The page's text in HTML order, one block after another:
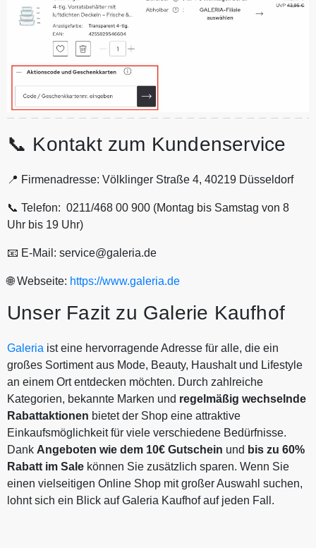
📞 Kontakt zum Kundenservice
📍 Firmenadresse: Völklinger Straße 4, 40219 Düsseldorf
📞 Telefon: 0211/468 00 900 (Montag bis Samstag von 8
Uhr bis 19 Uhr)
📧 E-Mail: service@galeria.de
🌐 Webseite: https://www.galeria.de
Unser Fazit zu Galerie Kaufhof
Galeria ist eine hervorragende Adresse für alle, die ein
großes Sortiment aus Mode, Beauty, Haushalt und Lifestyle
an einem Ort entdecken möchten. Durch zahlreiche
Kategorien, bekannte Marken und regelmäßig wechselnde
Rabattaktionen bietet der Shop eine attraktive
Einkaufsmöglichkeit für viele verschiedene Bedürfnisse.
Dank Angeboten wie dem 10€ Gutschein und bis zu 60%
Rabatt im Sale können Sie zusätzlich sparen. Wenn Sie
einen vielseitigen Online Shop mit großer Auswahl suchen,
lohnt sich ein Blick auf Galeria Kaufhof auf jeden Fall.